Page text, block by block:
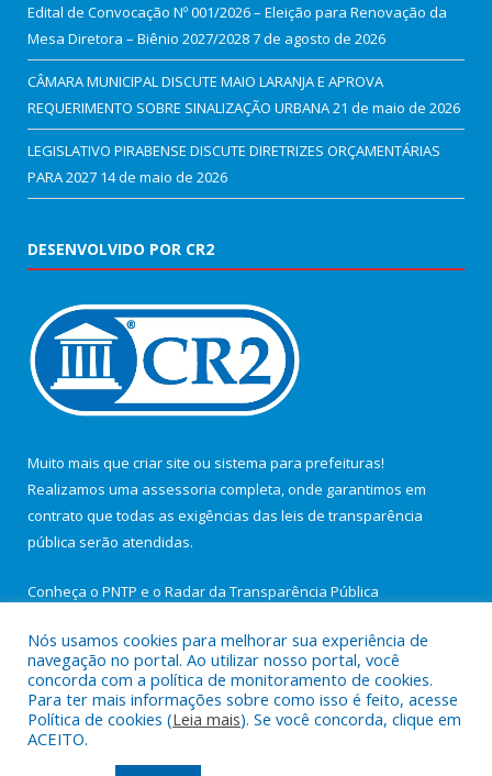
Edital de Convocação Nº 001/2026 – Eleição para Renovação da
Mesa Diretora – Biênio 2027/20287 de agosto de 2026
CÂMARA MUNICIPAL DISCUTE MAIO LARANJA E APROVA
REQUERIMENTO SOBRE SINALIZAÇÃO URBANA21 de maio de 2026
LEGISLATIVO PIRABENSE DISCUTE DIRETRIZES ORÇAMENTÁRIAS
PARA 2027 14 de maio de 2026
DESENVOLVIDO POR CR2
Muito mais que criar site ou sistema para prefeituras!
Realizamos uma assessoria completa, onde garantimos em
contrato que todas as exigências das leis de transparência
pública serão atendidas.
Conheça o PNTP e o Radar da Transparência Pública
Todos os direitos reservados a Câmara Municipal de São João de
Pirabas.
Nós usamos cookies para melhorar sua experiência de
navegação no portal. Ao utilizar nosso portal, você
concorda com a política de monitoramento de cookies.
Para ter mais informações sobre como isso é feito, acesse
Política de cookies (Leia mais). Se você concorda, clique em
ACEITO.